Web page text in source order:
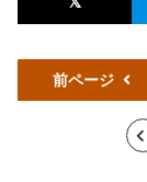
前ページ
<